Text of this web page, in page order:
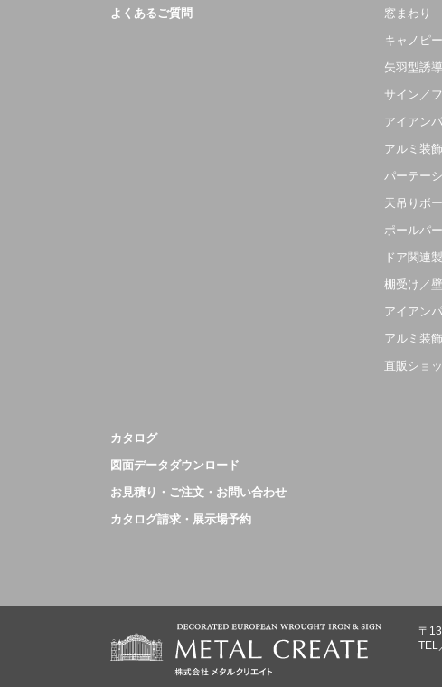
よくあるご質問
窓まわり
キャノピー
矢羽型誘
サイン／
アイアン
アルミ装
パーテー
天吊りボ
ポールパ
ドア関連
棚受け／
アイアン
アルミ装
直販ショ
カタログ
図面データダウンロード
お見積り・ご注文・お問い合わせ
カタログ請求・展示場予約
〒
TEL